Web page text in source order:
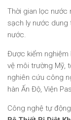
Thời gian lọc nước
sạch ly nước dung
nước.
Được kiểm nghiệm
vệ môi trường Mỹ,
nghiên cứu công
hàn Ấn Độ, Viện
Công nghệ tự